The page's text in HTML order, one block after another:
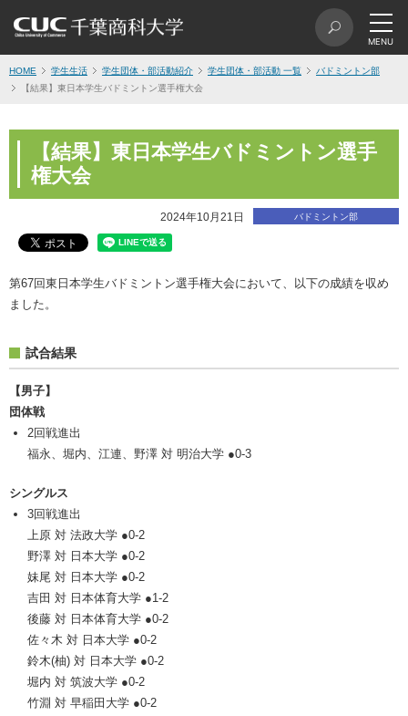
HOME 学生生活 学生団体・部活動紹介 学生団体・部活動 一覧
バドミントン部
【結果】東日本学生バドミントン選手権大会
【結果】東日本学生バドミントン選手
権大会
バドミントン部
2024年10月21日
第67回東日本学生バドミントン選手権大会において、以下の成績を収め
ました。
試合結果
【男子】
団体戦
2回戦進出
福永、堀内、江連、野澤 対 明治大学 ●0-3
シングルス
3回戦進出
上原 対 法政大学 ●0-2
野澤 対 日本大学 ●0-2
妹尾 対 日本大学 ●0-2
吉田 対 日本体育大学 ●1-2
後藤 対 日本体育大学 ●0-2
佐々木 対 日本大学 ●0-2
鈴木(柚) 対 日本大学 ●0-2
堀内 対 筑波大学 ●0-2
竹淵 対 早稲田大学 ●0-2